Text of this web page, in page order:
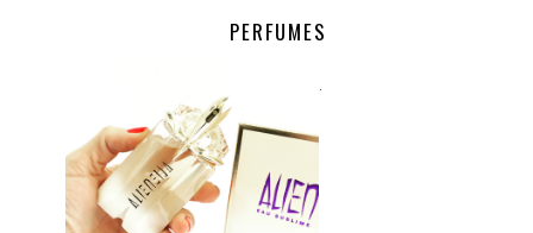
PERFUMES
.